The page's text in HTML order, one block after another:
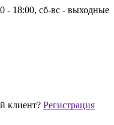
- 18:00, сб-вс - выходные
клиент? Регистрация